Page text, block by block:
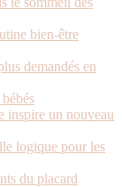
bien-être
demandés en
inspire un nouveau
logique pour les
du placard